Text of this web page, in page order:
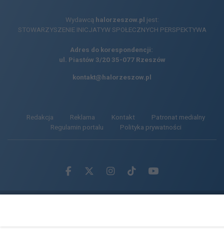
Wydawcą halorzeszow.pl jest:
STOWARZYSZENIE INICJATYW SPOŁECZNYCH PERSPEKTYWA
Adres do korespondencji:
ul. Piastów 3/20 35-077 Rzeszów
kontakt@halorzeszow.pl
Redakcja Reklama Kontakt
Patronat medialny
Regulamin portalu
Polityka prywatności
Facebook.com
X.comInstagram.com
Tiktok.comYoutube.com